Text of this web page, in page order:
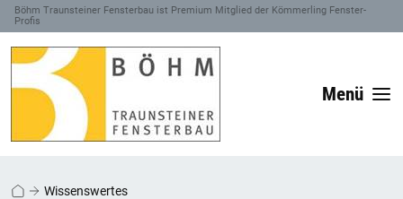
Böhm Traunsteiner Fensterbau ist Premium Mitglied der Kömmerling Fenster-
Profis
Menü
Wissenswertes